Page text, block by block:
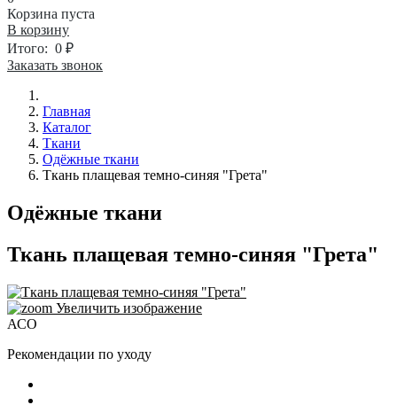
Корзина пуста
В корзину
Итого: 0 ₽
Заказать звонок
Главная
Каталог
Ткани
Одёжные ткани
Ткань плащевая темно-синяя "Грета"
Одёжные ткани
Ткань плащевая темно-синяя "Грета"
Увеличить изображение
АСО
Рекомендации по уходу